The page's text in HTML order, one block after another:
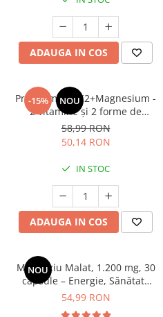
ADAUGA IN COS
-15% NOU
Premium D3+K2+Magnesium -
2 vitamine și 2 forme de
magneziu care susțin
imunitatea, somnul și oasele
58,99 RON
50,14 RON
IN STOC
ADAUGA IN COS
NOU
Magneziu Malat, 1.200 mg, 30
capsule – Energie, Sănătate
Musculară și Reducerea
54,99 RON